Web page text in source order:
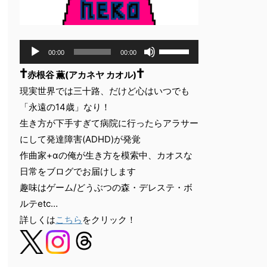
プ
レ
ー
ヤ
ー
00:00 00:00
リ
ム
節
上
矢
印
†赤根谷 薫(アカネヤ カオル)†
現実世界では三十路、だけど心はいつでも
「永遠の14歳」なり！
生き方が下手すぎて病院に行ったらアラサー
にして発達障害(ADHD)が発覚
作曲家+αの俺が生き方を模索中、カオスな
日常をブログでお届けします
趣味はゲーム/どうぶつの森・デレステ・ボ
ルテetc…
詳しくはこちら をクリック！